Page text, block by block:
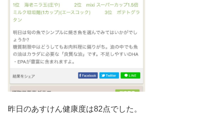
昨日のあすけん健康度は82点でした。